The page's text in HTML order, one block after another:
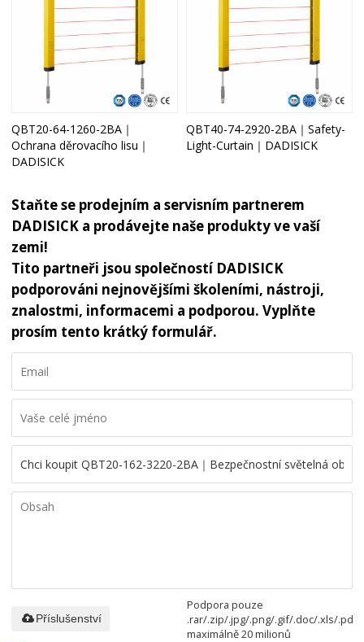
QBT20-64-1260-2BA｜
Ochrana děrovacího lisu｜
DADISICK
QBT40-74-2920-2BA｜Safety-
Light-Curtain｜DADISICK
Staňte se prodejním a servisním partnerem
DADISICK a prodávejte naše produkty ve vaší
zemi!
Tito partneři jsou společností DADISICK
podporováni nejnovějšími školeními, nástroji,
znalostmi, informacemi a podporou. Vyplňte
prosím tento krátký formulář.
Podpora pouze
.rar/.zip/.jpg/.png/.gif/.doc/.xls/.pdf,
maximálně 20 milionů
Příslušenství